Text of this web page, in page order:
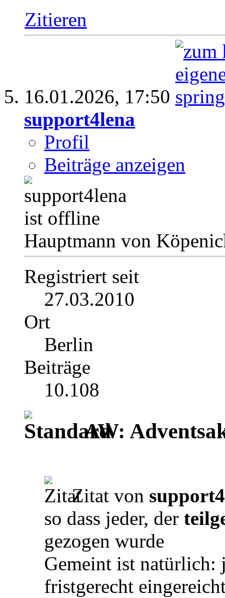
Zitieren
16.01.2026, 17:50
support4lena
Profil
Beiträge anzeigen
Hauptmann von
Registriert seit
27.03.2010
Ort
Berlin
Beiträge
10.108
AW:
Zitat von
so dass jeder, der
gezogen wurde
Gemeint ist natürlich:
fristgerecht